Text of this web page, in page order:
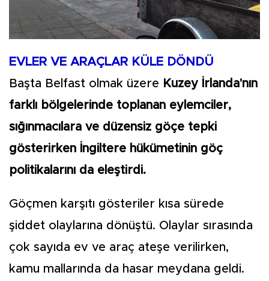
EVLER VE ARAÇLAR KÜLE DÖNDÜ
Başta Belfast olmak üzere Kuzey İrlanda'nın
farklı bölgelerinde toplanan eylemciler,
sığınmacılara ve düzensiz göçe tepki
gösterirken İngiltere hükümetinin göç
politikalarını da eleştirdi.
Göçmen karşıtı gösteriler kısa sürede
şiddet olaylarına dönüştü. Olaylar sırasında
çok sayıda ev ve araç ateşe verilirken,
kamu mallarında da hasar meydana geldi.